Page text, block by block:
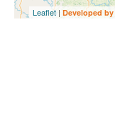
Leaflet | Developed by